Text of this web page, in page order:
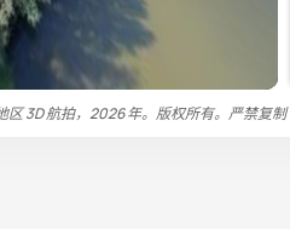
区 3D 航拍，2026 年。版权所有。严禁复制